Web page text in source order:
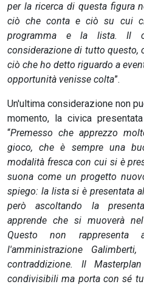
per la ricerca di questa figura
ciò che conta e ciò su cui
programma e la lista. Il
considerazione di tutto questo,
ciò che ho detto riguardo a
opportunità venisse colta”.
Un'ultima considerazione non
momento, la civica
“Premesso che apprezzo
gioco, che è sempre una
modalità fresca con cui si è
suona come un progetto
spiego: la lista si è presentata
però ascoltando la
apprende che si muoverà
Questo non rappresenta
l'amministrazione
contraddizione. Il
condivisibili ma porta con sé